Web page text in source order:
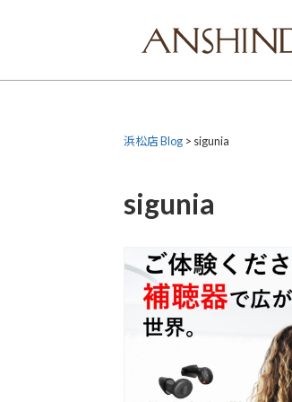
浜松店 Blog > sigunia
sigunia